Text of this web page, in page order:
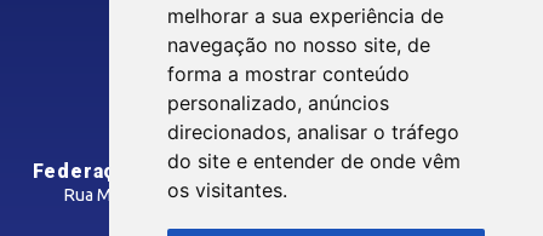
melhorar a sua experiência de
navegação no nosso site, de
forma a mostrar conteúdo
personalizado, anúncios
direcionados, analisar o tráfego
do site e entender de onde vêm
os visitantes.
CONTRIBUIÇÃO SINDICAL
SINDICATOS FILIADOS
Siga nossas Redes Sociais
INTRANET
Federação das Indústrias do Estado da Paraíba
Rua Manoel Gonçalves Guimarães, 195 - José Pinheiro